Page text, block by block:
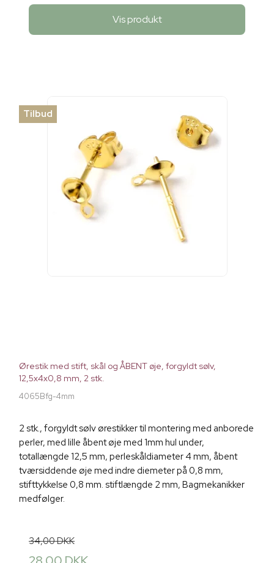
Vis produkt
Tilbud
Ørestik med stift, skål og ÅBENT øje, forgyldt sølv,
12,5x4x0,8 mm, 2 stk.
4065Bfg-4mm
2 stk., forgyldt sølv ørestikker til montering med anborede
perler, med lille åbent øje med 1mm hul under,
totallængde 12,5 mm, perleskåldiameter 4 mm, åbent
tværsiddende øje med indre diemeter på 0,8 mm,
stifttykkelse 0,8 mm. stiftlængde 2 mm, Bagmekanikker
medfølger.
34,00 DKK